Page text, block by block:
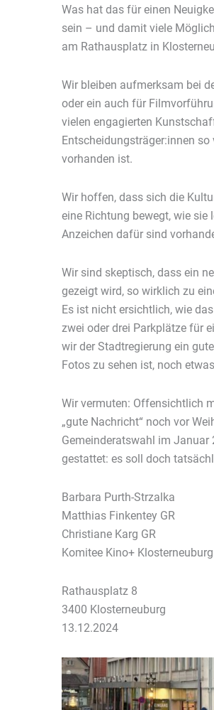
Was hat das für einen
sein – und damit viele
am Rathausplatz in
Wir bleiben aufmerksam bei
oder ein auch für
vielen engagierten
Entscheidungsträger:innen
vorhanden ist.
Wir hoffen, dass sich die
eine Richtung bewegt, wie sie
Anzeichen dafür sind
Wir sind skeptisch, dass ein
gezeigt wird, so wirklich zu
Es ist nicht ersichtlich, wie
zwei oder drei Parkplätze für
wir der Stadtregierung ein
Fotos zu sehen ist, noch
Wir vermuten: Offensichtlich
„gute Nachricht“ noch vor
Gemeinderatswahl im Januar
gestattet: es soll doch
Barbara Purth-Strzalka
Matthias Finkentey GR
Christiane Karg GR
Komitee Kino+ Klosterneuburg
Rathausplatz 8
3400 Klosterneuburg
13.12.2024